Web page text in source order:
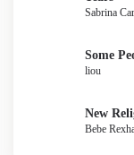
Sabrina
Some
liou
New
Bebe